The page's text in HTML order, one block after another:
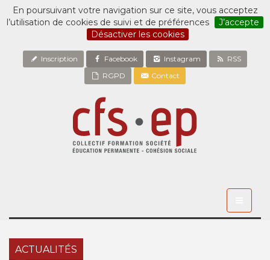
En poursuivant votre navigation sur ce site, vous acceptez
l’utilisation de cookies de suivi et de préférences
J’accepte
Désactiver les cookies
Inscription Facebook Instagram
RSS
RGPD
Contact
ACTUALITÉS